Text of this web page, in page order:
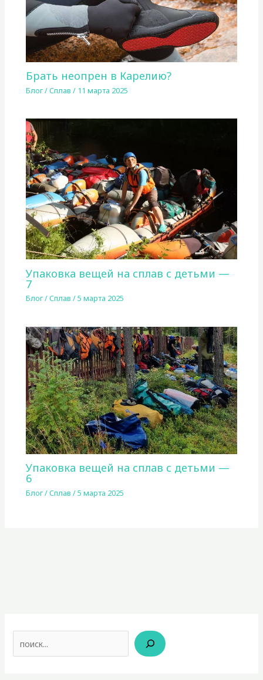
Брать неопрен в Карелию?
Блог/Сплав / 11 марта 2025
Упаковка вещей на сплав с детьми —
7
Блог/Сплав /5 марта 2025
Упаковка вещей на сплав с детьми —
6
Блог/Сплав /5 марта 2025